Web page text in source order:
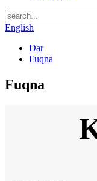
English
Dar
Fuqna
Fuqna